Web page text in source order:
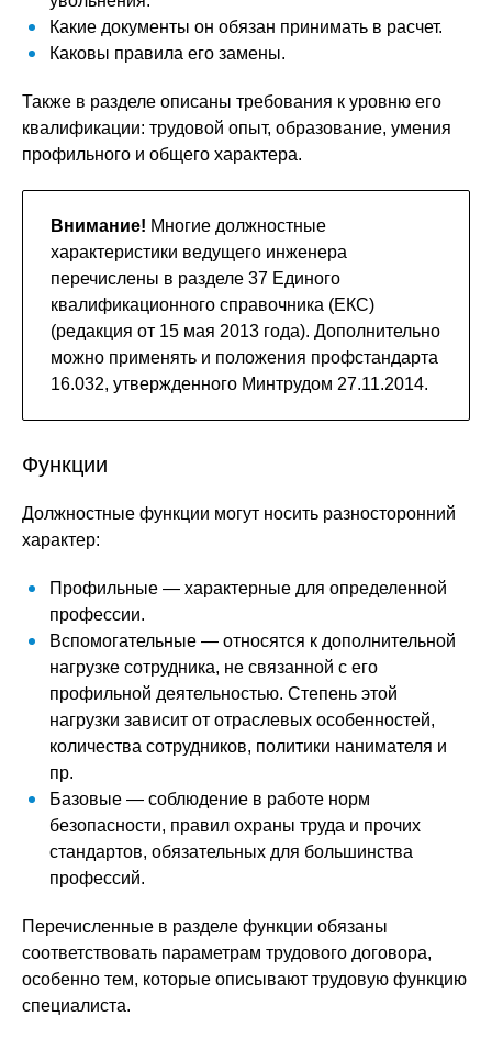
Какие документы он обязан принимать в расчет.
Каковы правила его замены.
Также в разделе описаны требования к уровню его
квалификации: трудовой опыт, образование, умения
профильного и общего характера.
Внимание! Многие должностные
характеристики ведущего инженера
перечислены в разделе 37 Единого
квалификационного справочника (ЕКС)
(редакция от 15 мая 2013 года). Дополнительно
можно применять и положения профстандарта
16.032, утвержденного Минтрудом 27.11.2014.
Функции
Должностные функции могут носить разносторонний
характер:
Профильные — характерные для определенной
профессии.
Вспомогательные — относятся к дополнительной
нагрузке сотрудника, не связанной с его
профильной деятельностью. Степень этой
нагрузки зависит от отраслевых особенностей,
количества сотрудников, политики нанимателя и
пр.
Базовые — соблюдение в работе норм
безопасности, правил охраны труда и прочих
стандартов, обязательных для большинства
профессий.
Перечисленные в разделе функции обязаны
соответствовать параметрам трудового договора,
особенно тем, которые описывают трудовую функцию
специалиста.